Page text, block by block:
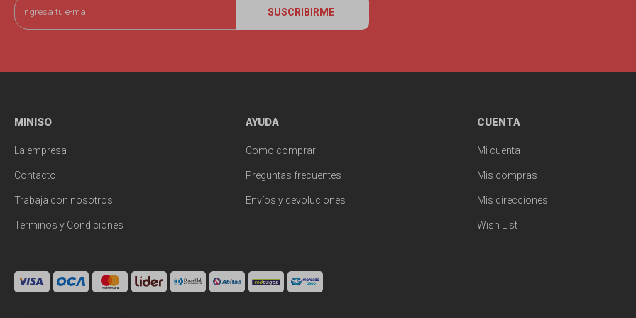
SUSCRIBIRME
MINISO
La empresa
Contacto
Trabaja con nosotros
Terminos y Condiciones
AYUDA
Como comprar
Preguntas frecuentes
Envíos y devoluciones
CUENTA
Mi cuenta
Mis compras
Mis direcciones
Wish List